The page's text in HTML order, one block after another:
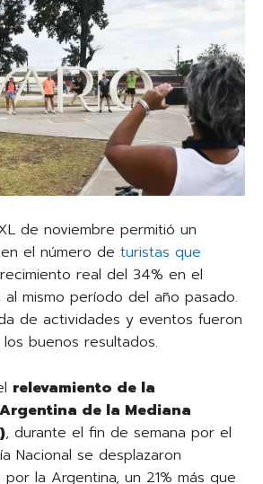
de noviembre permitió un
el número de turistas que
real del 34% en el
mismo período del año pasado.
de actividades y eventos fueron
buenos resultados.
relevamiento de la
de la Mediana
, durante el fin de semana por el
Nacional se desplazaron
la Argentina, un 21% más que